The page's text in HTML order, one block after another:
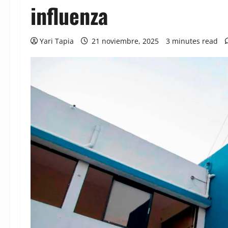
influenza
Yari Tapia 21 noviembre, 2025 3 minutes read